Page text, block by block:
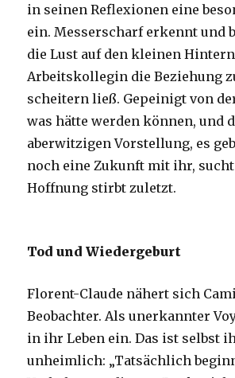
in seinen Reflexionen eine
ein. Messerscharf erkennt und
die Lust auf den kleinen
Arbeitskollegin die Beziehung
scheitern ließ. Gepeinigt von
was hätte werden können, und
aberwitzigen Vorstellung, es
noch eine Zukunft mit ihr, sucht
Hoffnung stirbt zuletzt.
Tod und Wiedergeburt
Florent-Claude nähert sich
Beobachter. Als unerkannter
in ihr Leben ein. Das ist selbst
unheimlich: „Tatsächlich